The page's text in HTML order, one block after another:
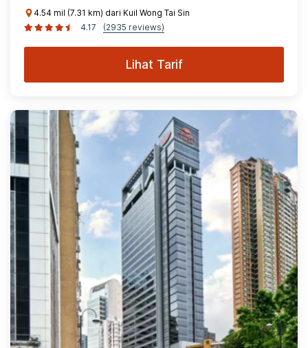
4.54 mil (7.31 km) dari Kuil Wong Tai Sin
4.17
(2935 reviews)
Lihat Tarif